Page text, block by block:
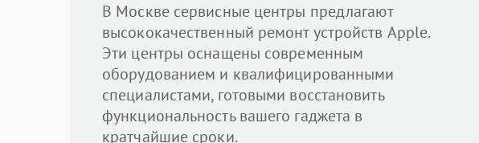
В Москве сервисные центры предлагают
высококачественный ремонт устройств Apple.
Эти центры оснащены современным
оборудованием и квалифицированными
специалистами, готовыми восстановить
функциональность вашего гаджета в
кратчайшие сроки.